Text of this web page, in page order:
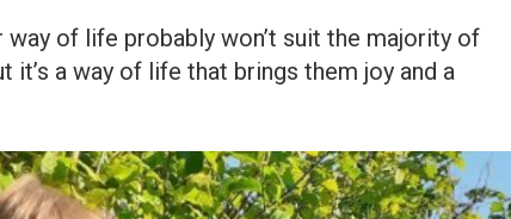
of life probably won’t suit the majority of
it’s a way of life that brings them joy and a